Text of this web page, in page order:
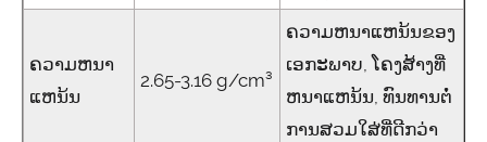
ຄວາມຫນາ
ແຫນ້ນ
2.65-3.16 g/cm³
ຄວາມຫນາແຫນ້ນຂອງ
ເອກະພາບ, ໂຄງສ້າງທີ່
ຫນາແຫນ້ນ, ທົນທານຕໍ່
ການສວມໃສ່ທີ່ດີກວ່າ